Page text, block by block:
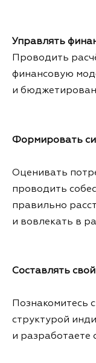
Управлять
Проводить
финансовую
и
Формировать
Оценивать
проводить
правильно
и вовлекать в
Составлять
Познакомитесь
структурой
и разработаете